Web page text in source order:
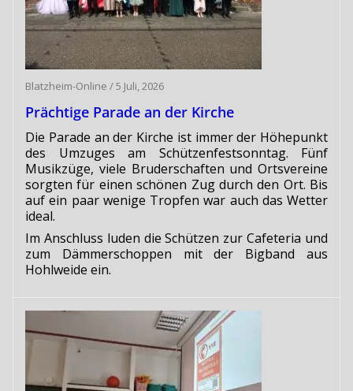
Blatzheim-Online /5 Juli, 2026
Prächtige Parade an der Kirche
Die Parade an der Kirche ist immer der Höhepunkt
des Umzuges am Schützenfestsonntag. Fünf
Musikzüge, viele Bruderschaften und Ortsvereine
sorgten für einen schönen Zug durch den Ort. Bis
auf ein paar wenige Tropfen war auch das Wetter
ideal.
Im Anschluss luden die Schützen zur Cafeteria und
zum Dämmerschoppen mit der Bigband aus
Hohlweide ein.